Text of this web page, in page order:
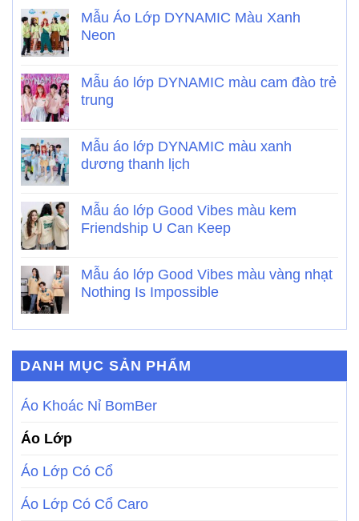
Mẫu Áo Lớp DYNAMIC Màu Xanh
Neon
Mẫu áo lớp DYNAMIC màu cam đào trẻ
trung
Mẫu áo lớp DYNAMIC màu xanh
dương thanh lịch
Mẫu áo lớp Good Vibes màu kem
Friendship U Can Keep
Mẫu áo lớp Good Vibes màu vàng nhạt
Nothing Is Impossible
DANH MỤC SẢN PHẨM
Áo Khoác Nỉ BomBer
Áo Lớp
Áo Lớp Có Cổ
Áo Lớp Có Cổ Caro